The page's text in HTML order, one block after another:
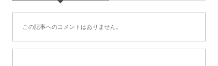
この記事へのコメントはありません。